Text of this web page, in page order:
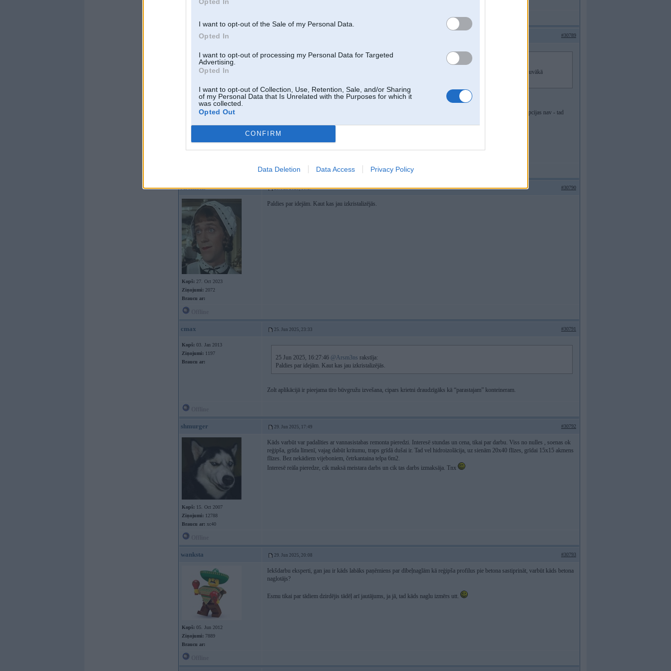
I want to opt-out of the Sale of my Personal Data.
Opted In
I want to opt-out of processing my Personal Data for Targeted
Advertising.
Opted In
I want to opt-out of Collection, Use, Retention, Sale, and/or Sharing
of my Personal Data that Is Unrelated with the Purposes for which it
was collected.
Opted Out
CONFIRM
Data Deletion Data Access Privacy Policy
Braucu ar:
Blackadder #30789
Kopš:15. May 2002
Ziņojumi:2175
Braucu ar:Jaguar XF 2.7D, Volvo
Kas ir ekonomiski izdevīgākais veids kā atbrīvoties no būvgružiem? Pārsvarā tikai betons saskaldīts. Tupa tuvākā
Ekonomiski izdevīgākais veids būtu tos kaut kur iestrādāt betonā, vai kāda celiņa nostiprināšanai, bet ja šādas opcijas nav - tad
Arsm3ns 25. Jun 2025, 16:27 #30790
Kopš: 27. Oct 2023
Ziņojumi: 2072
Braucu ar:
Paldies par idejām. Kaut kas jau izkristalizējās.
cmax 25. Jun 2025, 23:33 #30791
Kopš: 03. Jan 2013
Ziņojumi: 1197
Braucu ar:
25 Jun 2025, 16:27:46 @Arsm3ns rakstīja:
Paldies par idejām. Kaut kas jau izkristalizējās.
Zolt aplikācijā ir pieejama tīro būvgružu izvešana, cipars krietni draudzīgāks kā “parastajam” konteineram.
shmurger 29. Jun 2025, 17:49 #30792
Kopš: 15. Oct 2007
Ziņojumi: 12788
Braucu ar: xc40
Kāds varbūt var padalīties ar vannasistabas remonta pieredzi. Interesē stundas un cena, tikai par darbu. Viss no nulles , soenas ok
reģipša, grīda līmenī, vajag dabūt kritumu, traps grīdā dušai ir. Tad vel hidroizolācija, uz sienām 20x40 flīzes, grīdai 15x15 akmens
flīzes. Bez nekādiem vijeboniem, četrkantaina telpa 6m2.
Interesē reāla pieredze, cik maksā meistara darbs un cik tas darbs izmaksāja. Tnx
wanksta 29. Jun 2025, 20:08 #30793
Kopš: 05. Jun 2012
Ziņojumi: 7889
Braucu ar:
Iekšdarbu eksperti, gan jau ir kāds labāks paņēmiens par dībeļnaglām kā reģipša profilus pie betona sastiprināt, varbūt kāds betona
naglotājs?
Esmu tikai par tādiem dzirdējis tādēļ arī jautājums, ja jā, tad kāds naglu izmērs utt.